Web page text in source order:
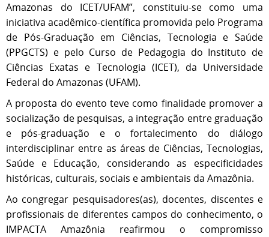
Amazonas do ICET/UFAM”, constituiu-se como uma
iniciativa acadêmico-científica promovida pelo Programa
de Pós-Graduação em Ciências, Tecnologia e Saúde
(PPGCTS) e pelo Curso de Pedagogia do Instituto de
Ciências Exatas e Tecnologia (ICET), da Universidade
Federal do Amazonas (UFAM).
A proposta do evento teve como finalidade promover a
socialização de pesquisas, a integração entre graduação
e pós-graduação e o fortalecimento do diálogo
interdisciplinar entre as áreas de Ciências, Tecnologias,
Saúde e Educação, considerando as especificidades
históricas, culturais, sociais e ambientais da Amazônia.
Ao congregar pesquisadores(as), docentes, discentes e
profissionais de diferentes campos do conhecimento, o
IMPACTA Amazônia reafirmou o compromisso